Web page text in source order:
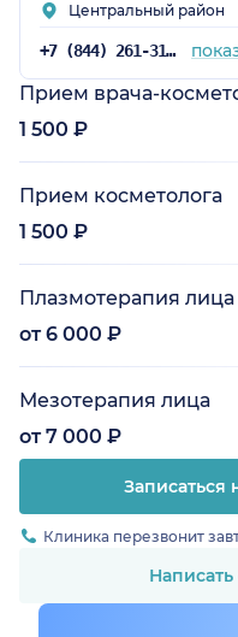
Центральный район
+7 (844) 261-31-59
Прием врача-
1 500 ₽
Прием косметолога
1 500 ₽
Плазмотерапия лица
от 6 000 ₽
Мезотерапия лица
от 7 000 ₽
Записаться
Клиника перезвонит